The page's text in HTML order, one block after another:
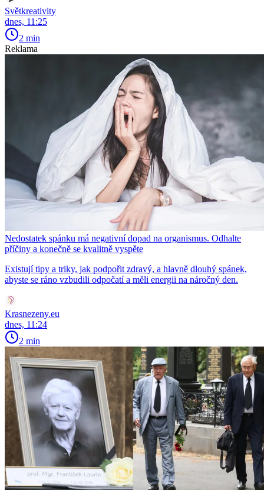
Světkreativity
dnes, 11:25
2 min
Reklama
Nedostatek spánku má negativní dopad na organismus. Odhalte
příčiny a konečně se kvalitně vyspěte
Existují tipy a triky, jak podpořit zdravý, a hlavně dlouhý spánek,
abyste se ráno vzbudili odpočatí a měli energii na náročný den.
Krasnezeny.eu
dnes, 11:24
2 min